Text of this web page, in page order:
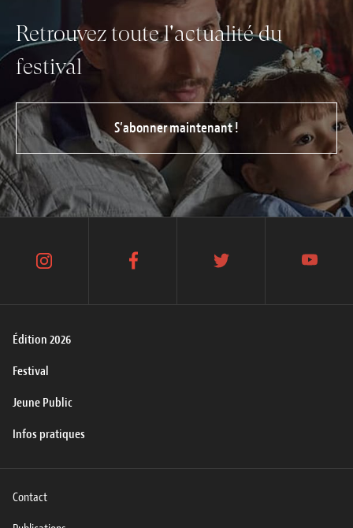
Retrouvez toute l'actualité du
festival
S’abonner maintenant !
Édition 2026
Festival
Jeune Public
Infos pratiques
instagram facebook twitter youtube
Contact